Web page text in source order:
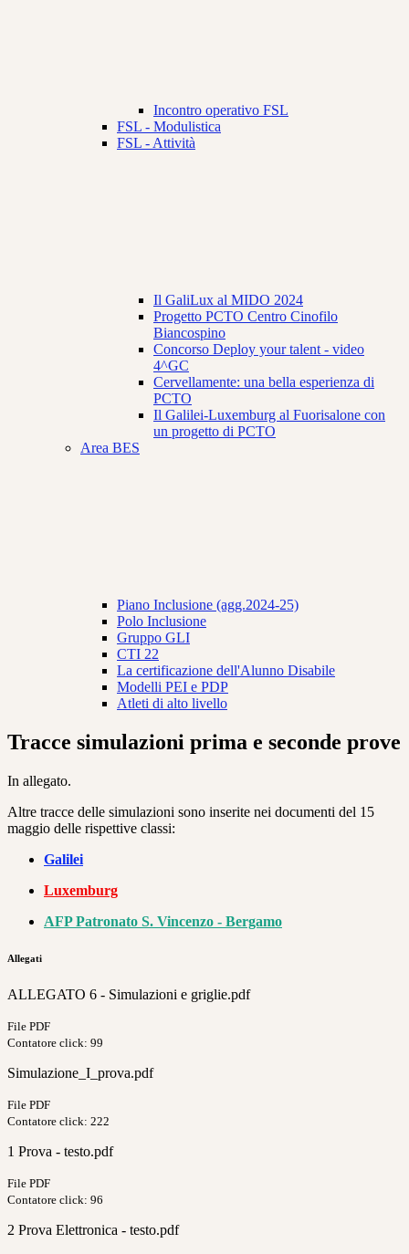
Incontro operativo FSL
FSL - Modulistica
FSL - Attività
Il GaliLux al MIDO 2024
Progetto PCTO Centro Cinofilo
Biancospino
Concorso Deploy your talent - video
4^GC
Cervellamente: una bella esperienza di
PCTO
Il Galilei-Luxemburg al Fuorisalone con
un progetto di PCTO
Area BES
Piano Inclusione (agg.2024-25)
Polo Inclusione
Gruppo GLI
CTI 22
La certificazione dell'Alunno Disabile
Modelli PEI e PDP
Atleti di alto livello
Tracce simulazioni prima e seconde prove
In allegato.
Altre tracce delle simulazioni sono inserite nei documenti del 15
maggio delle rispettive classi:
Galilei
Luxemburg
AFP Patronato S. Vincenzo - Bergamo
Allegati
ALLEGATO 6 - Simulazioni e griglie.pdf
File PDF
Contatore click: 99
Simulazione_I_prova.pdf
File PDF
Contatore click: 222
1 Prova - testo.pdf
File PDF
Contatore click: 96
2 Prova Elettronica - testo.pdf